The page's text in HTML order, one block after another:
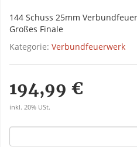
144 Schuss 25mm
Großes Finale
Kategorie: Verbundfeuerwerk
194,99 €
inkl. 20% USt.